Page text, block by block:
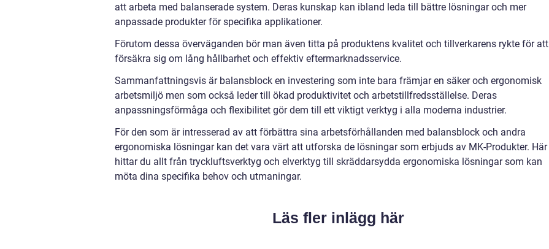
att arbeta med balanserade system. Deras kunskap kan ibland leda till bättre lösningar och mer
anpassade produkter för specifika applikationer.
Förutom dessa överväganden bör man även titta på produktens kvalitet och tillverkarens rykte för att
försäkra sig om lång hållbarhet och effektiv eftermarknadsservice.
Sammanfattningsvis är balansblock en investering som inte bara främjar en säker och ergonomisk
arbetsmiljö men som också leder till ökad produktivitet och arbetstillfredsställelse. Deras
anpassningsförmåga och flexibilitet gör dem till ett viktigt verktyg i alla moderna industrier.
För den som är intresserad av att förbättra sina arbetsförhållanden med balansblock och andra
ergonomiska lösningar kan det vara värt att utforska de lösningar som erbjuds av MK-Produkter. Här
hittar du allt från tryckluftsverktyg och elverktyg till skräddarsydda ergonomiska lösningar som kan
möta dina specifika behov och utmaningar.
Läs fler inlägg här